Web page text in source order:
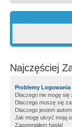
Najczęściej
Problemy Logowania
Dlaczego nie mogę się
Dlaczego muszę się
Dlaczego jestem
Jak mogę ukryć moją
Zapomniałem hasła!